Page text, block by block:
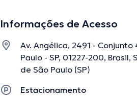
ramo de experiência. Por outro
Kawano fez parte de múltiplas
uma formação contínua em seu
especialização e compartilhou
Inglês são as línguas que usa a
Informações de Acesso
Av. Angélica, 2491 - Conjunto
Paulo - SP, 01227-200, Brasil,
de São Paulo (SP)
Estacionamento